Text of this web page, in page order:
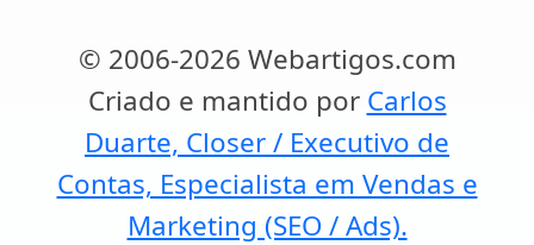
© 2006-2026 Webartigos.com
Criado e mantido por Carlos
Duarte, Closer / Executivo de
Contas, Especialista em Vendas e
Marketing (SEO / Ads).